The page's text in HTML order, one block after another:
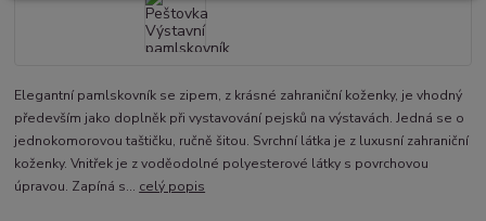
Elegantní pamlskovník se zipem, z krásné zahraniční koženky, je vhodný
především jako doplněk při vystavování pejsků na výstavách. Jedná se o
jednokomorovou taštičku, ručně šitou. Svrchní látka je z luxusní zahraniční
koženky. Vnitřek je z voděodolné polyesterové látky s povrchovou
úpravou. Zapíná s... celý popis